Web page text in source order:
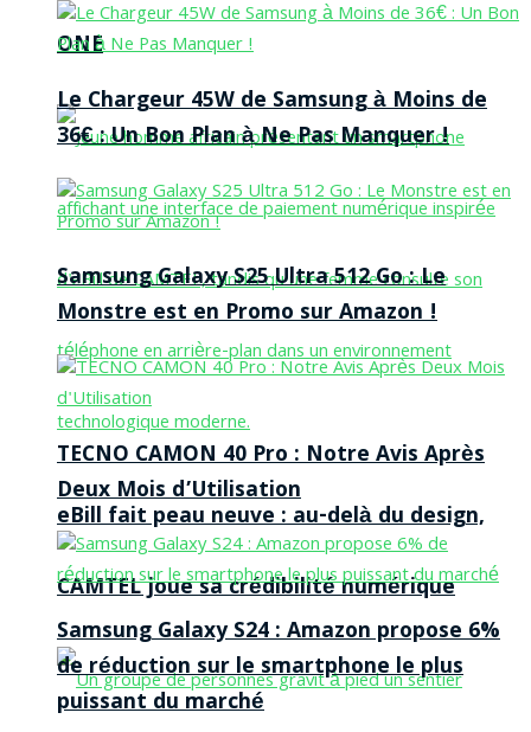
ONE
eBill fait peau neuve : au-delà du design,
CAMTEL joue sa crédibilité numérique
Le Chargeur 45W de Samsung à Moins de
36€ : Un Bon Plan à Ne Pas Manquer !
Samsung Galaxy S25 Ultra 512 Go : Le
Monstre est en Promo sur Amazon !
TECNO CAMON 40 Pro : Notre Avis Après
Deux Mois d’Utilisation
Samsung Galaxy S24 : Amazon propose 6%
de réduction sur le smartphone le plus
puissant du marché